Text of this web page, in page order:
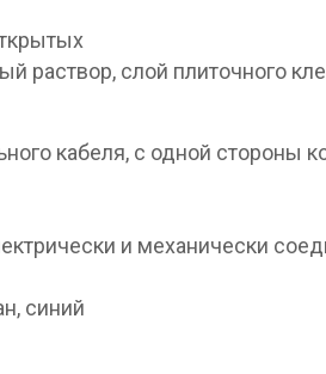
раствор, слой плиточного
кабеля, с одной стороны
и механически
синий